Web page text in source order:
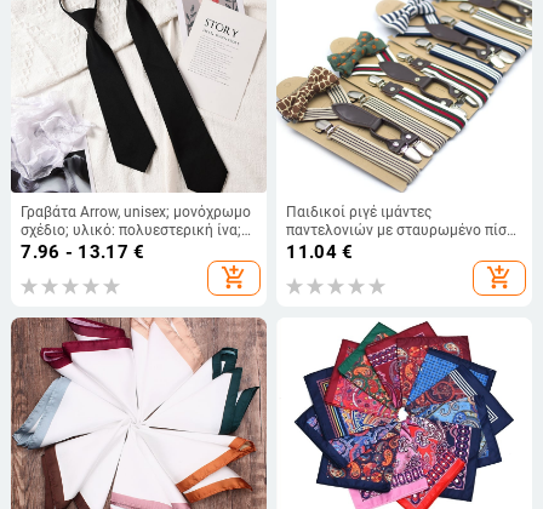
Γραβάτα Arrow, unisex; μονόχρωμο
σχέδιο; υλικό: πολυεστερική ίνα;
στυλ: ζωδιακός σχεδιασμός
7.96 - 13.17 €
add_shopping_cart
Παιδικοί ριγέ ιμάντες
παντελονιών με σταυρωμένο πίσω,
ελαστικοί, ρυθμιζόμενοι, 4 κλιπ
11.04€
add_shopping_cart